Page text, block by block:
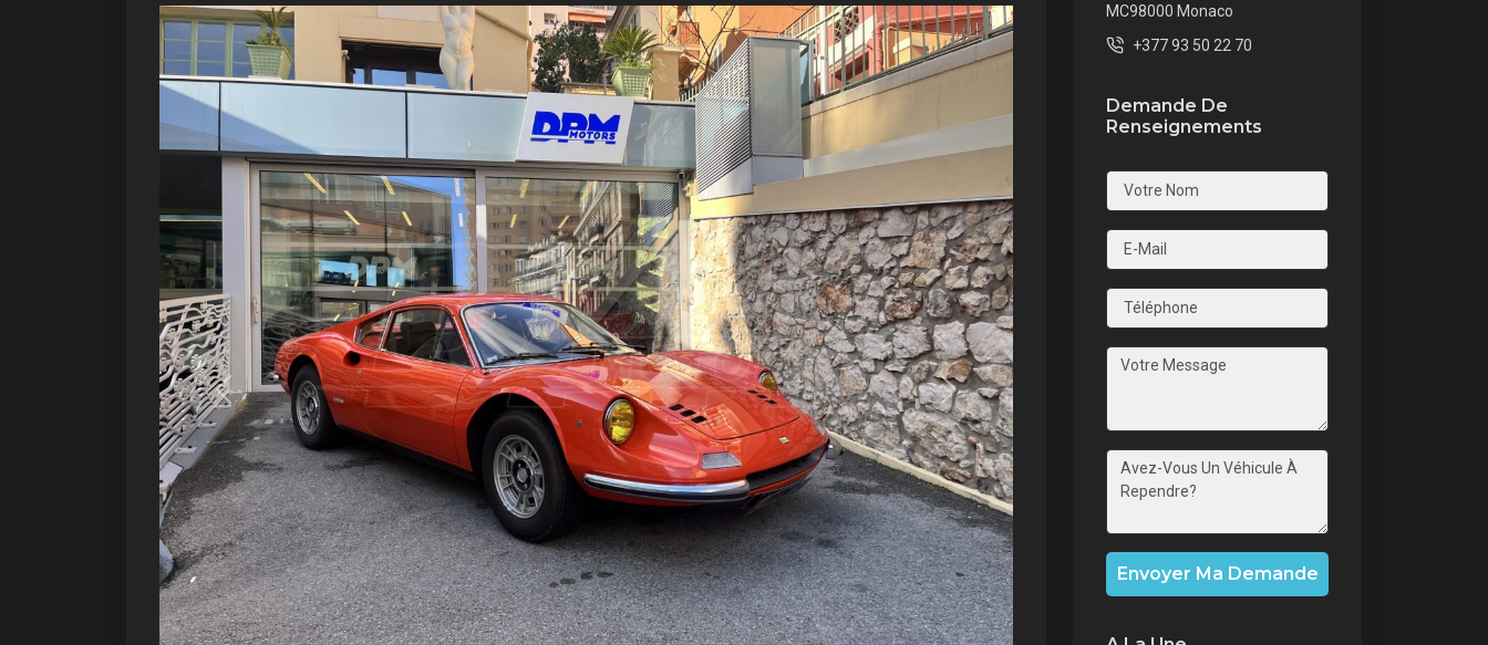
Précédent Suivant
MC98000 Monaco
+377 93 50 22 70
Demande De
Renseignements
Envoyer Ma Demande